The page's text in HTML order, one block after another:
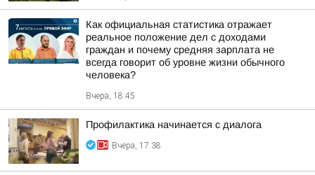
Как официальная статистика отражает
реальное положение дел с доходами
граждан и почему средняя зарплата не
всегда говорит об уровне жизни обычного
человека?
Вчера, 18:45
Профилактика начинается с диалога
Вчера, 17:38